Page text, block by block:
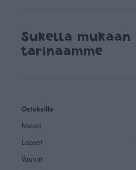
Sukella mukaan
tarinaamme
Ostoksille
Naiset
Lapset
Vauvat